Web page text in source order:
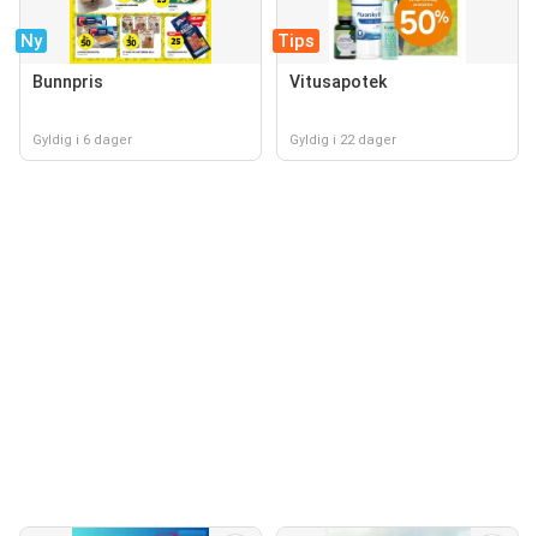
Ny
Bunnpris
Gyldig i 6 dager
Tips
Vitusapotek
Gyldig i 22 dager